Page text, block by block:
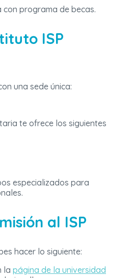
con programa de becas.
ISP
una sede única:
te ofrece los siguientes
especializados para
al ISP
hacer lo siguiente:
la página de la universidad